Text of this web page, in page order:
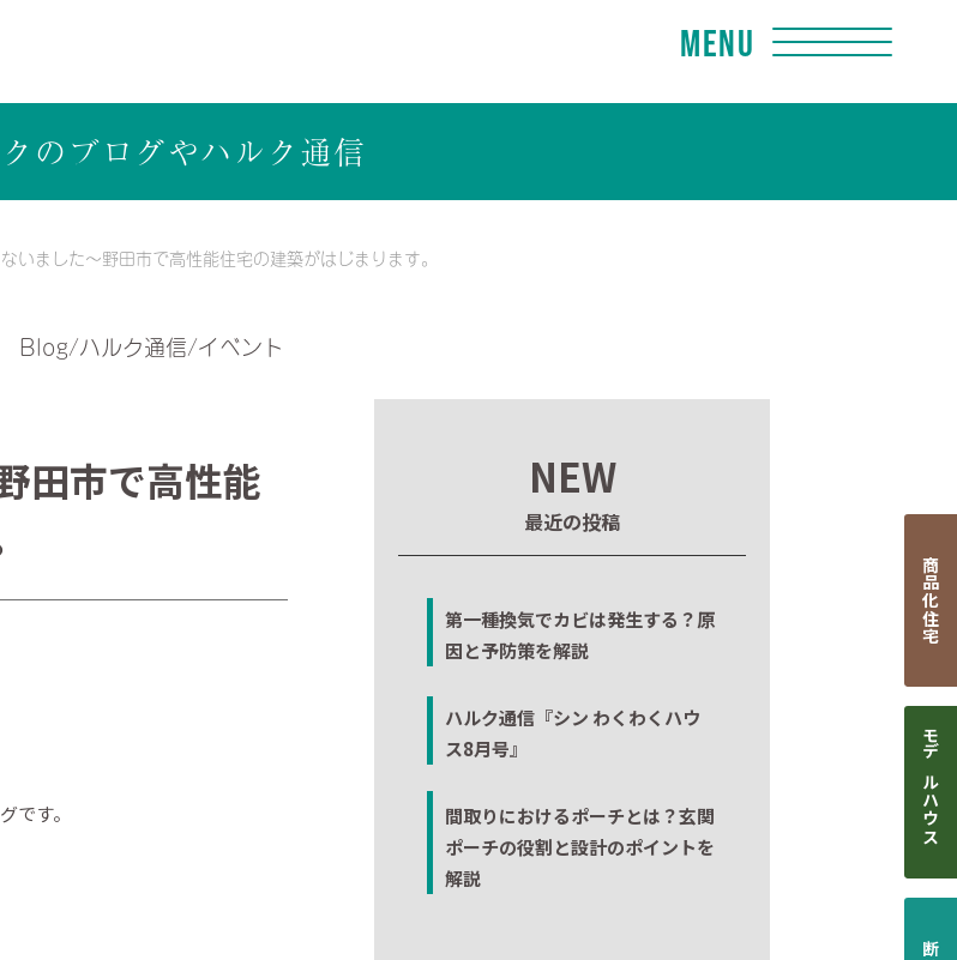
Menu
のブログやハルク通信
いました～野田市で高性能住宅の建築がはじまります。
Blog/ハルク通信/イベント
田市で高性能
です。
NEW
最近の投稿
第一種換気でカビは発生する？原
因と予防策を解説
ハルク通信『シン わくわくハウ
ス8月号』
間取りにおけるポーチとは？玄関
ポーチの役割と設計のポイントを
解説
商品化住宅
モデルハウス